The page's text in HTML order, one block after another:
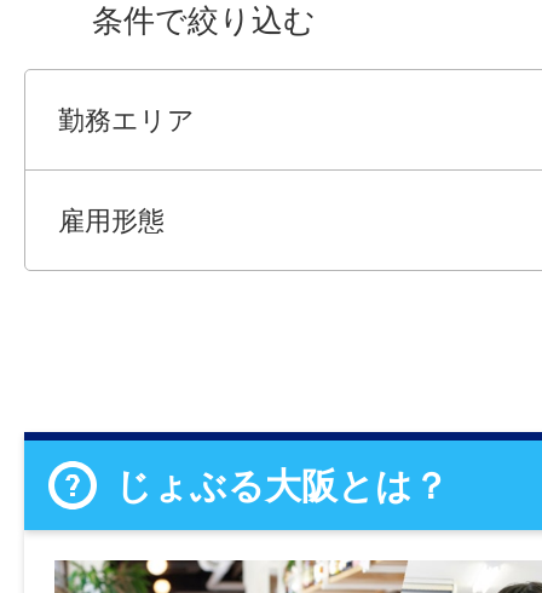
条件で絞り込む
勤務エリア
雇用形態
じょぶる大阪とは？